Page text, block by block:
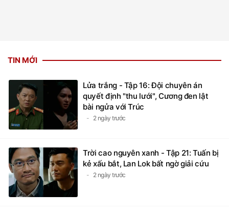
TIN MỚI
Lửa trắng - Tập 16: Đội chuyên án
quyết định "thu lưới", Cương đen lật
bài ngửa với Trúc
2 ngày trước
Trời cao nguyên xanh - Tập 21: Tuấn bị
kẻ xấu bắt, Lan Lok bất ngờ giải cứu
2 ngày trước